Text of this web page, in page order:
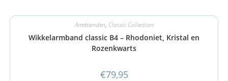
Armbanden, Classic Collection
Wikkelarmband classic B4 – Rhodoniet, Kristal en
Rozenkwarts
€79,95